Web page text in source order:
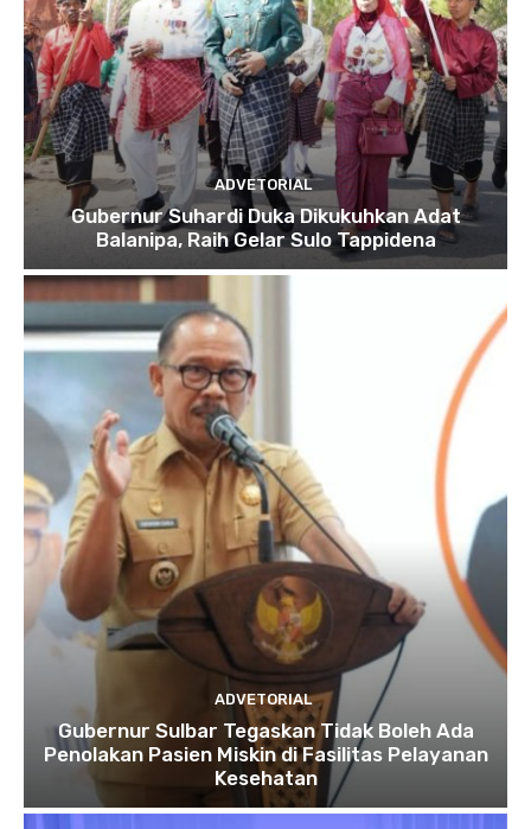
ADVETORIAL
Gubernur Suhardi Duka Dikukuhkan Adat
Balanipa, Raih Gelar Sulo Tappidena
ADVETORIAL
Gubernur Sulbar Tegaskan Tidak Boleh Ada
Penolakan Pasien Miskin di Fasilitas Pelayanan
Kesehatan